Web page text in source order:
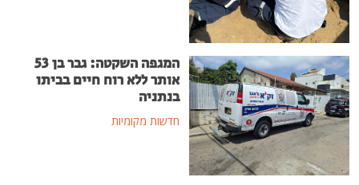
המגפה השקטה: גבר בן 53
אותר ללא רוח חיים בביתו
בנתניה
חדשות מקומיות